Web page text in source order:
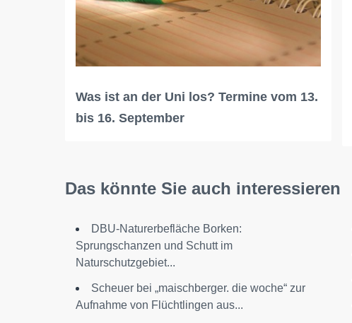
Was ist an der Uni los? Termine vom 13.
bis 16. September
Das könnte Sie auch interessieren
DBU-Naturerbefläche Borken:
Sprungschanzen und Schutt im
Naturschutzgebiet...
Scheuer bei „maischberger. die woche“ zur
Aufnahme von Flüchtlingen aus...